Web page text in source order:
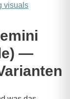
visuals
—